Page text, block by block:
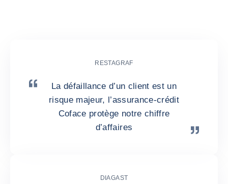
RESTAGRAF
La défaillance d’un client est un
risque majeur, l’assurance-crédit
Coface protège notre chiffre
d’affaires
DIAGAST